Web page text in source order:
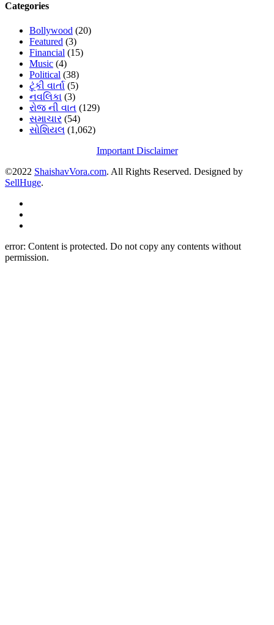
Categories
Bollywood (20)
Featured (3)
Financial (15)
Music (4)
Political (38)
ટૂંકી વાર્તા (5)
નવલિકા (3)
રોજ ની વાત (129)
સમાચાર (54)
સોશિયલ (1,062)
Important Disclaimer
©2022 ShaishavVora.com. All Rights Reserved. Designed by
SellHuge.
error: Content is protected. Do not copy any contents without
permission.